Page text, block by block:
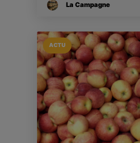
La Campagne
ACTU